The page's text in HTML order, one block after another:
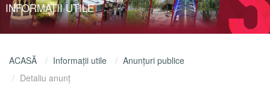
INFORMAŢII UTILE
ACASĂ Informaţii utile
Anunţuri publice
Detaliu anunţ